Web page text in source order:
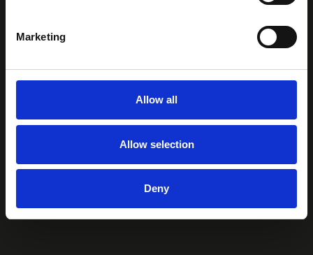
Marketing
Allow all
Allow selection
Deny